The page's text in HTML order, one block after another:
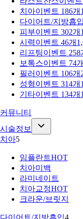
치아이벤트 186개
다이어트/지방흡입
피부이벤트 302개
시력이벤트 46개
리프팅이벤트 258
보톡스이벤트 74개
필러 이벤트 106개
성형이벤트 314개
기타이벤트 134개
커뮤니티
시술정보
치아5
임플란트HOT
치아미백
라미네이트
치아교정HOT
크라운/브릿지
다이어트/지방흡입4